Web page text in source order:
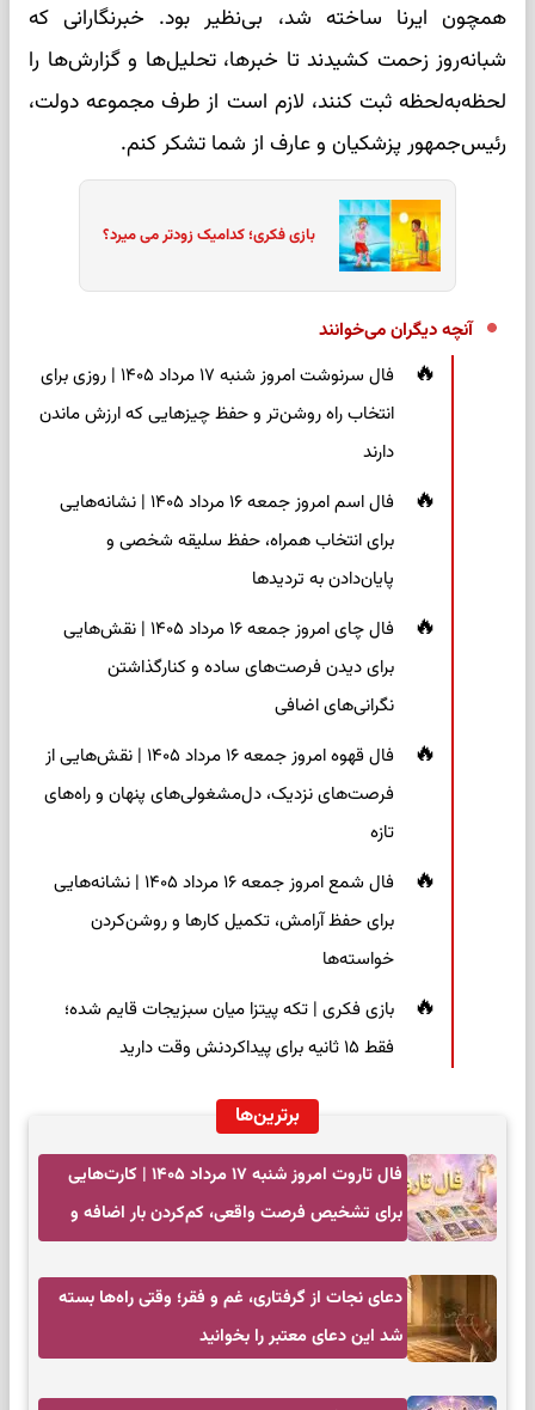
همچون ایرنا ساخته شد، بی‌نظیر بود. خبرنگارانی که
شبانه‌روز زحمت کشیدند تا خبرها، تحلیل‌ها و گزارش‌ها را
لحظه‌به‌لحظه ثبت کنند، لازم است از طرف مجموعه دولت،
رئیس‌جمهور پزشکیان و عارف از شما تشکر کنم.
بازی فکری؛ کدامیک زودتر می میرد؟
آنچه دیگران می‌خوانند
فال سرنوشت امروز شنبه ۱۷ مرداد ۱۴۰۵ | روزی برای
انتخاب راه روشن‌تر و حفظ چیزهایی که ارزش ماندن
دارند
فال اسم امروز جمعه ۱۶ مرداد ۱۴۰۵ | نشانه‌هایی
برای انتخاب همراه، حفظ سلیقه شخصی و
پایان‌دادن به تردیدها
فال چای امروز جمعه ۱۶ مرداد ۱۴۰۵ | نقش‌هایی
برای دیدن فرصت‌های ساده و کنارگذاشتن
نگرانی‌های اضافی
فال قهوه امروز جمعه ۱۶ مرداد ۱۴۰۵ | نقش‌هایی از
فرصت‌های نزدیک، دل‌مشغولی‌های پنهان و راه‌های
تازه
فال شمع امروز جمعه ۱۶ مرداد ۱۴۰۵ | نشانه‌هایی
برای حفظ آرامش، تکمیل کارها و روشن‌کردن
خواسته‌ها
بازی فکری | تکه پیتزا میان سبزیجات قایم شده؛
فقط ۱۵ ثانیه برای پیداکردنش وقت دارید
برترین‌ها
فال تاروت امروز شنبه ۱۷ مرداد ۱۴۰۵ | کارت‌هایی
برای تشخیص فرصت واقعی، کم‌کردن بار اضافه و
دعای نجات از گرفتاری، غم و فقر؛ وقتی راه‌ها بسته
شد این دعای معتبر را بخوانید